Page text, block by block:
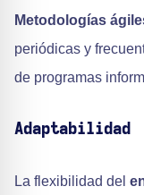
Metodologías
periódicas y
de programas
Adaptabilidad
La flexibilidad del